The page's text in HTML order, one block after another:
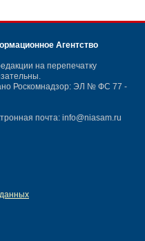
Агентство
на перепечатку
Роскомнадзор: ЭЛ № ФС 77 -
почта: info@niasam.ru